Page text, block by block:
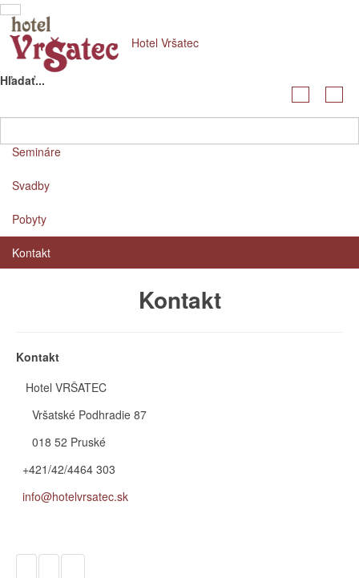
Sidebar
Hotel
Reštaurácia
Semináre
Svadby
Pobyty
Kontakt
Hotel Vršatec
Hľadať...
Kontakt
Kontakt
Hotel VRŠATEC
Vršatské Podhradie 87
018 52 Pruské
+421/42/4464 303
info@hotelvrsatec.sk